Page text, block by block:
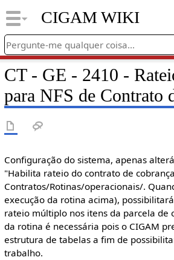
CIGAM WIKI
CT - GE - 2410 -
para NFS de Contrato
Configuração do sistema, apenas
"Habilita rateio do contrato de
Contratos/Rotinas/operacionais/.
execução da rotina acima),
rateio múltiplo nos itens da parcela de
da rotina é necessária pois o CIGAM
estrutura de tabelas a fim de
trabalho.